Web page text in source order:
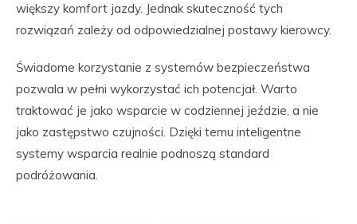
większy komfort jazdy. Jednak skuteczność tych
rozwiązań zależy od odpowiedzialnej postawy kierowcy.
Świadome korzystanie z systemów bezpieczeństwa
pozwala w pełni wykorzystać ich potencjał. Warto
traktować je jako wsparcie w codziennej jeździe, a nie
jako zastępstwo czujności. Dzięki temu inteligentne
systemy wsparcia realnie podnoszą standard
podróżowania.